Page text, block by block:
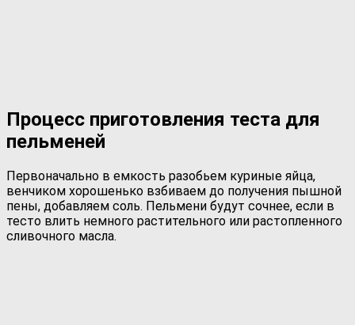
Процесс приготовления теста для
пельменей
Первоначально в емкость разобьем куриные яйца,
венчиком хорошенько взбиваем до получения пышной
пены, добавляем соль. Пельмени будут сочнее, если в
тесто влить немного растительного или растопленного
сливочного масла.